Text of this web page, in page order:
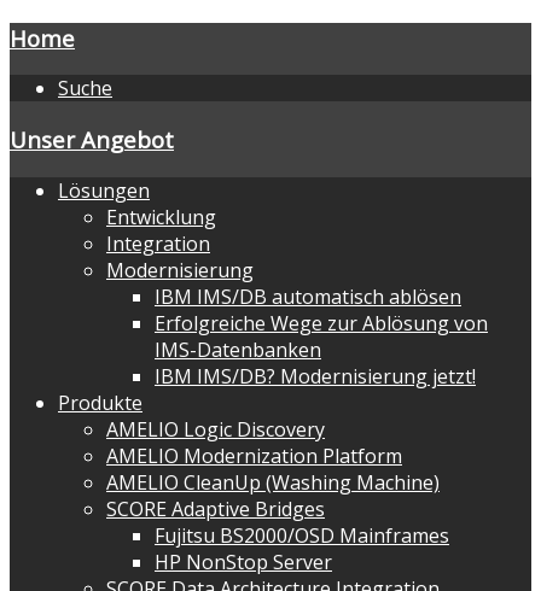
Home
Suche
Unser Angebot
Lösungen
Entwicklung
Integration
Modernisierung
IBM IMS/DB automatisch ablösen
Erfolgreiche Wege zur Ablösung von
IMS-Datenbanken
IBM IMS/DB? Modernisierung jetzt!
Produkte
AMELIO Logic Discovery
AMELIO Modernization Platform
AMELIO CleanUp (Washing Machine)
SCORE Adaptive Bridges
Fujitsu BS2000/OSD Mainframes
HP NonStop Server